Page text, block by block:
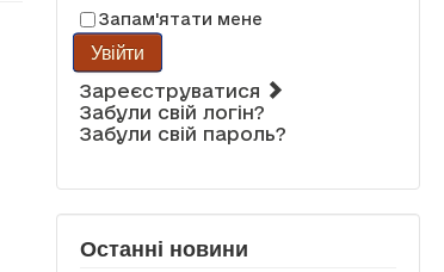
Запам'ятати мене
Увійти
Зареєструватися
Забули свій логін?
Забули свій пароль?
Останні новини